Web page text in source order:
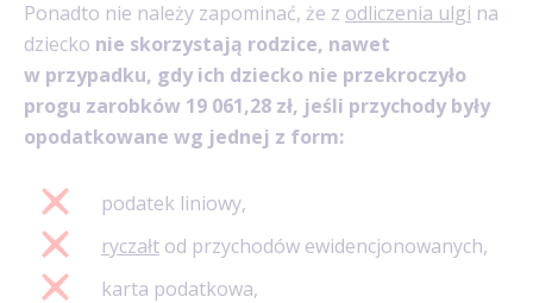
Ponadto nie należy zapominać, że z odliczenia ulgi na
dziecko nie skorzystają rodzice, nawet
w przypadku, gdy ich dziecko nie przekroczyło
progu zarobków 19 061,28 zł, jeśli przychody były
opodatkowane wg jednej z form:
podatek liniowy,
ryczałt od przychodów ewidencjonowanych,
karta podatkowa,